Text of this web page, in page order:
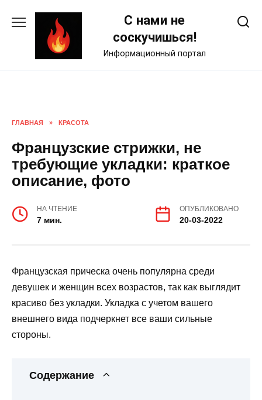
С нами не
соскучишься!
Информационный портал
ГЛАВНАЯ » КРАСОТА
Французские стрижки, не
требующие укладки: краткое
описание, фото
НА ЧТЕНИЕ
7 мин.
ОПУБЛИКОВАНО
20-03-2022
Французская прическа очень популярна среди
девушек и женщин всех возрастов, так как выглядит
красиво без укладки. Укладка с учетом вашего
внешнего вида подчеркнет все ваши сильные
стороны.
Содержание